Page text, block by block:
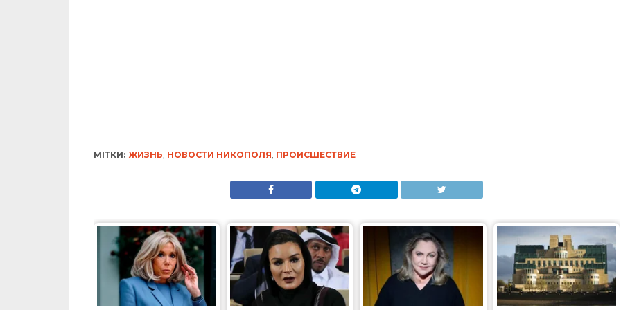
© 2007-2022 Інформатор - Національне інтернет-видання.
При повному або частковому використанні матеріалів сайту посилання
на сайт інтернет-виданняnikopol.informator.uaяк джерело інформації є обов'язковим.